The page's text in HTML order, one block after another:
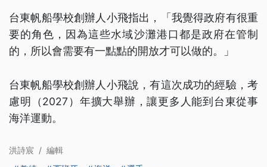
台東帆船學校創辦人小飛指出，「我覺得政府有很重
要的角色，因為這些水域沙灘港口都是政府在管制
的，所以會需要有一點點的開放才可以做的。」
台東帆船學校創辦人小飛說，有這次成功的經驗，考
慮明（2027）年擴大舉辦，讓更多人能到台東從事
海洋運動。
洪詩宸 / 編輯